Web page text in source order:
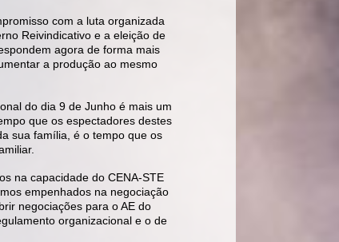
com a luta organizada
Reivindicativo e a eleição de
agora de forma mais
a produção ao mesmo
do dia 9 de Junho é mais um
que os espectadores destes
sua família, é o tempo que os
na capacidade do CENA-STE
empenhados na negociação
negociações para o AE do
organizacional e o de